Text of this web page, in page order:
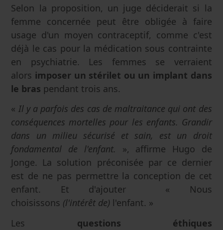
Selon la proposition, un juge déciderait si la
femme concernée peut être obligée à faire
usage d'un moyen contraceptif, comme c'est
déjà le cas pour la médication sous contrainte
en psychiatrie. Les femmes se verraient
alors imposer un stérilet ou un implant dans
le bras pendant trois ans.
« Il y a parfois des cas de maltraitance qui ont des
conséquences mortelles pour les enfants. Grandir
dans un milieu sécurisé et sain, est un droit
fondamental de l'enfant.
», affirme Hugo de
Jonge. La solution préconisée par ce dernier
est de ne pas permettre la conception de cet
enfant. Et d'ajouter « Nous
choisissons (l'intérêt de) l'enfant. »
Les questions éthiques